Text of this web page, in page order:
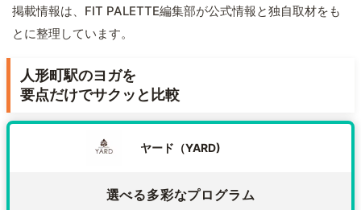
掲載情報は、FIT PALETTE編集部が公式情報と独自取材をも
とに整理しています。
人形町駅のヨガを
要点だけでサクッと比較
ヤード（YARD)
選べる多彩なプログラム